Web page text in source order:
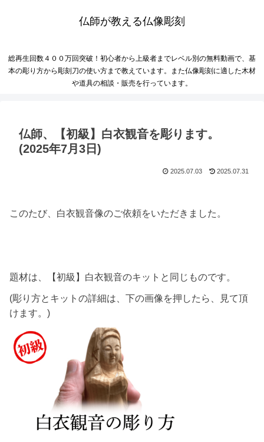
仏師が教える仏像彫刻
総再生回数４００万回突破！初心者から上級者までレベル別の無料動画で、基
本の彫り方から彫刻刀の使い方まで教えています。また仏像彫刻に適した木材
や道具の相談・販売を行っています。
仏師、【初級】白衣観音を彫ります。
(2025年7月3日)
2025.07.03 2025.07.31
このたび、白衣観音像のご依頼をいただきました。
題材は、【初級】白衣観音のキットと同じものです。
(彫り方とキットの詳細は、下の画像を押したら、見て頂
けます。)